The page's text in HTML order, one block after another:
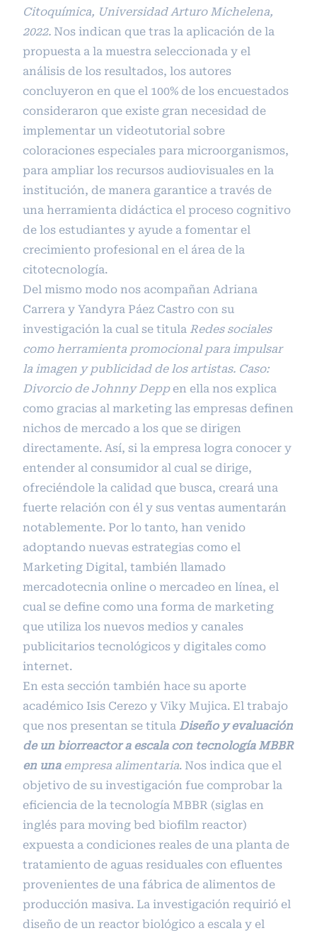
Citoquímica, Universidad Arturo Michelena,
2022. Nos indican que tras la aplicación de la
propuesta a la muestra seleccionada y el
análisis de los resultados, los autores
concluyeron en que el 100% de los encuestados
consideraron que existe gran necesidad de
implementar un videotutorial sobre
coloraciones especiales para microorganismos,
para ampliar los recursos audiovisuales en la
institución, de manera garantice a través de
una herramienta didáctica el proceso cognitivo
de los estudiantes y ayude a fomentar el
crecimiento profesional en el área de la
citotecnología.
Del mismo modo nos acompañan Adriana
Carrera y Yandyra Páez Castro con su
investigación la cual se titula Redes sociales
como herramienta promocional para impulsar
la imagen y publicidad de los artistas. Caso:
Divorcio de Johnny Deppen ella nos explica
como gracias al marketing las empresas definen
nichos de mercado a los que se dirigen
directamente. Así, si la empresa logra conocer y
entender al consumidor al cual se dirige,
ofreciéndole la calidad que busca, creará una
fuerte relación con él y sus ventas aumentarán
notablemente. Por lo tanto, han venido
adoptando nuevas estrategias como el
Marketing Digital, también llamado
mercadotecnia online o mercadeo en línea, el
cual se define como una forma de marketing
que utiliza los nuevos medios y canales
publicitarios tecnológicos y digitales como
internet.
En esta sección también hace su aporte
académico Isis Cerezo y Viky Mujica. El trabajo
que nos presentan se titula Diseño y evaluación
de un biorreactor a escala con tecnología MBBR
en una empresa alimentaria. Nos indica que el
objetivo de su investigación fue comprobar la
eficiencia de la tecnología MBBR (siglas en
inglés para moving bed biofilm reactor)
expuesta a condiciones reales de una planta de
tratamiento de aguas residuales con efluentes
provenientes de una fábrica de alimentos de
producción masiva. La investigación requirió el
diseño de un reactor biológico a escala y el